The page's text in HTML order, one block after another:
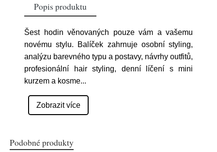
Popis produktu
Šest hodin věnovaných pouze vám a vašemu
novému stylu. Balíček zahrnuje osobní styling,
analýzu barevného typu a postavy, návrhy outfitů,
profesionální hair styling, denní líčení s mini
kurzem a kosme...
Zobrazit více
Podobné produkty